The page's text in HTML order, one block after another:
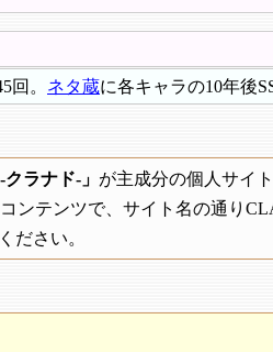
回。 ネタ蔵に各キャラの10年後
ラナド-」 が主成分の個人サイ
ンテンツで、サイト名の通り
ださい。